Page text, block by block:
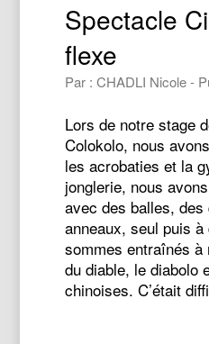
Spectacle
flexe
Par : CHADLI Nicole -
Lors de notre stage
Colokolo, nous
les acrobaties et la
jonglerie, nous
avec des balles, des
anneaux, seul puis
sommes entraînés
du diable, le diabolo
chinoises. C’était